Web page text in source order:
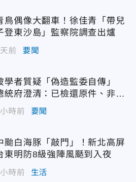
鳥偶像大翻車！徐佳青「帶兒
登東沙島」監察院調查出爐
前 要聞
學者質疑「偽造監委自傳」
統府澄清：已檢還原件、非府
方提供
時前 要聞
颱白海豚「敲門」！新北高屏
東明防8級強陣風颳到入夜
時前 生活